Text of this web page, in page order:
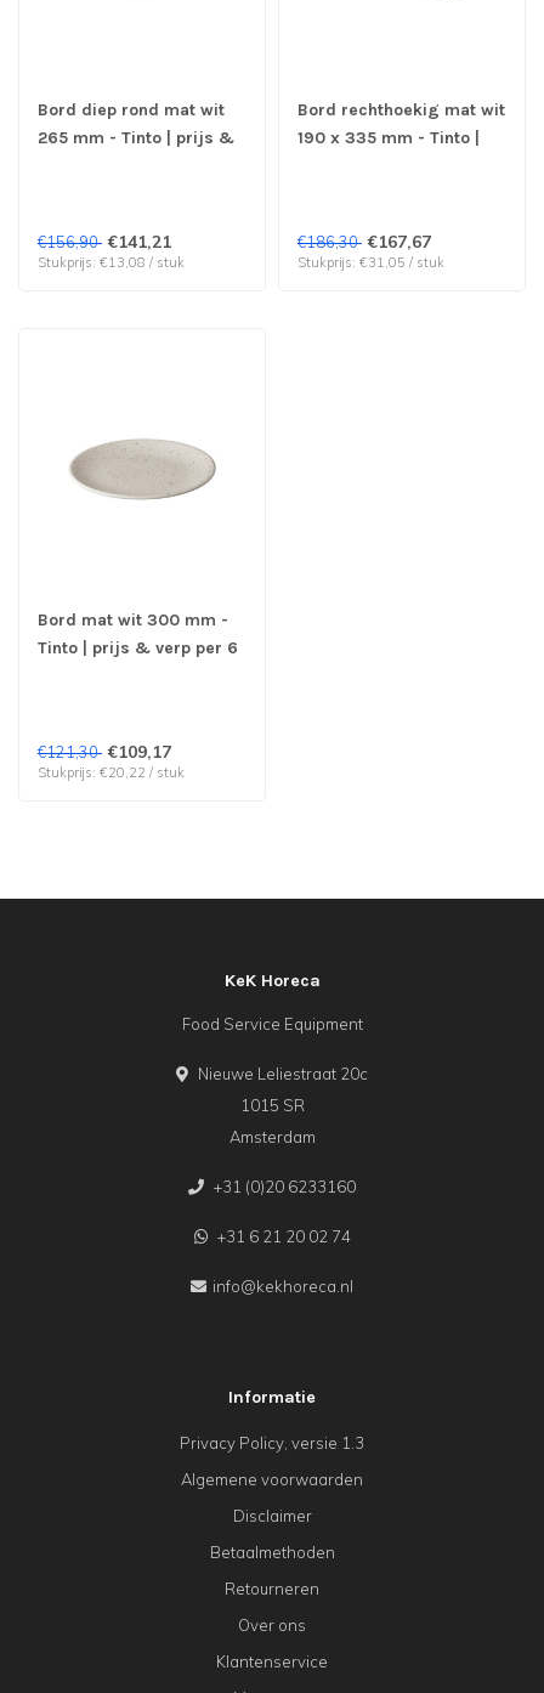
Bord diep rond mat wit
265 mm - Tinto | prijs &
€156,90 €141,21
Stukprijs: €13,08 / stuk
Bord rechthoekig mat wit
190 x 335 mm - Tinto |
€186,30 €167,67
Stukprijs: €31,05 / stuk
Bord mat wit 300 mm -
Tinto | prijs & verp per 6
€121,30 €109,17
Stukprijs: €20,22 / stuk
KeK Horeca
Food Service Equipment
Nieuwe Leliestraat 20c
1015 SR
Amsterdam
+31 (0)20 6233160
+31 6 21 20 02 74
info@kekhoreca.nl
Informatie
Privacy Policy, versie 1.3
Algemene voorwaarden
Disclaimer
Betaalmethoden
Retourneren
Over ons
Klantenservice